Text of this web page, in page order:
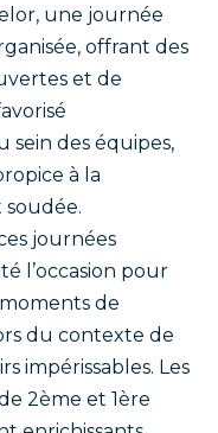
une journée
offrant des
et de
sein des équipes,
à la
soudée.
journées
l’occasion pour
de
du contexte de
impérissables. Les
2ème et 1ère